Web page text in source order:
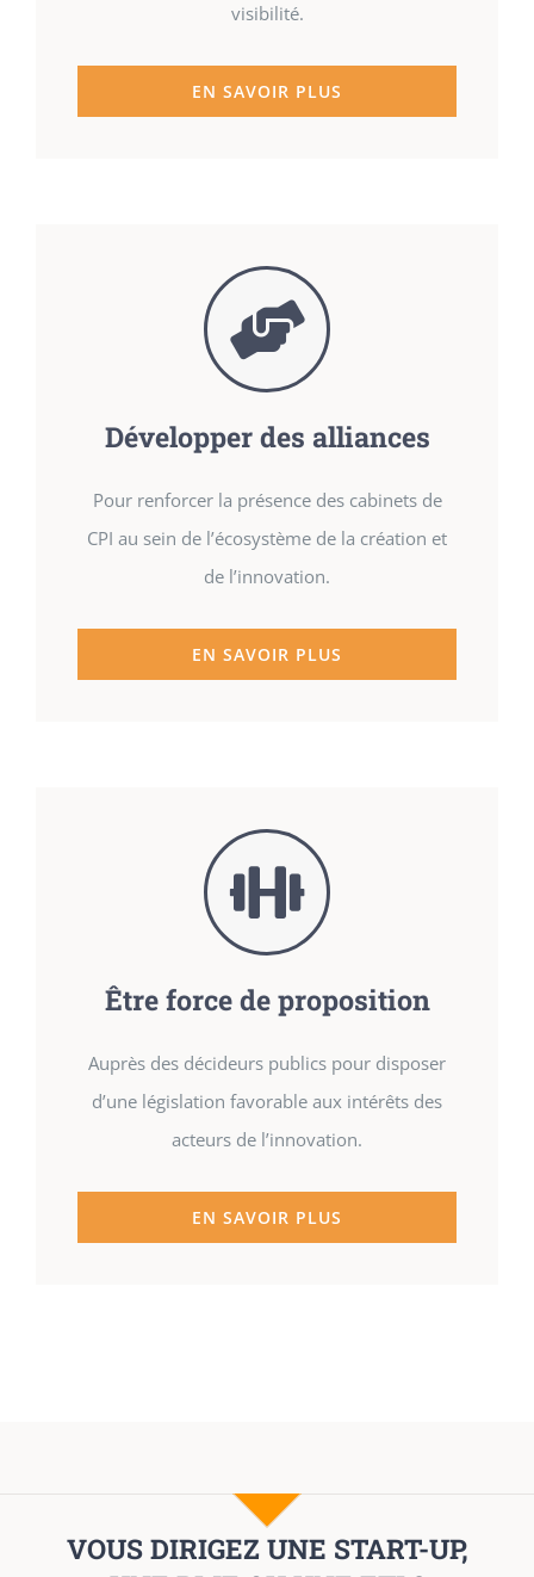
visibilité.
EN SAVOIR PLUS
Développer des alliances
Pour renforcer la présence des cabinets de
CPI au sein de l’écosystème de la création et
de l’innovation.
EN SAVOIR PLUS
Être force de proposition
Auprès des décideurs publics pour disposer
d’une législation favorable aux intérêts des
acteurs de l’innovation.
EN SAVOIR PLUS
VOUS DIRIGEZ UNE START-UP,